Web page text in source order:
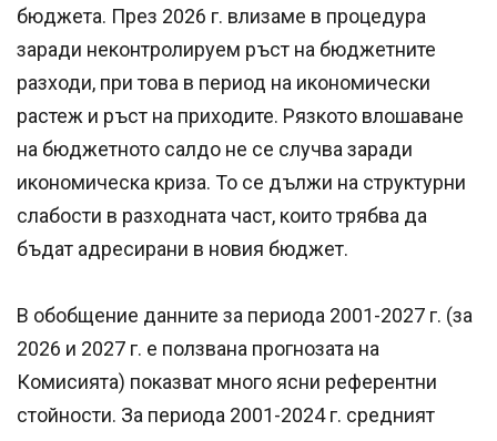
бюджета. През 2026 г. влизаме в процедура
заради неконтролируем ръст на бюджетните
разходи, при това в период на икономически
растеж и ръст на приходите. Рязкото влошаване
на бюджетното салдо не се случва заради
икономическа криза. То се дължи на структурни
слабости в разходната част, които трябва да
бъдат адресирани в новия бюджет.
В обобщение данните за периода 2001-2027 г. (за
2026 и 2027 г. е ползвана прогнозата на
Комисията) показват много ясни референтни
стойности. За периода 2001-2024 г. средният